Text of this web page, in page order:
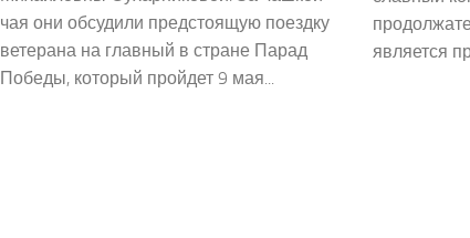
чая они обсудили предстоящую поездку
ветерана на главный в стране Парад
Победы, который пройдет 9 мая...
является